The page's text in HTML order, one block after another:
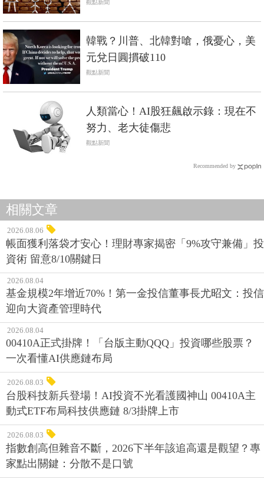
的抽獎工具…
觀點新聞
韓戰？川普、北韓對嗆，俄憂心，美
元兌日圓摜破110
觀點新聞
人類當心！AI股狂飆啟示錄：現在不
努力、老大徒傷悲
觀點新聞
Recommended by
相關文章
2026.08.06
帳面獲利落袋才安心！理財專家揭密「9%攻守兼備」投
資術 留意8/10關鍵日
2026.08.04
基金規模2年增近70%！第一金投信董事長尤昭文：投信
迎向大資產管理時代
2026.08.04
00410A正式掛牌！「台版主動QQQ」投資哪些股票？
一次看懂AI供應鏈布局
2026.08.03
台股科技新兵登場！AI投資不光看護國神山 00410A主
動式ETF布局科技供應鏈 8/3掛牌上市
2026.08.03
指數創高但雜音不斷，2026下半年該追高還是觀望？專
家點出關鍵：分散不是口號